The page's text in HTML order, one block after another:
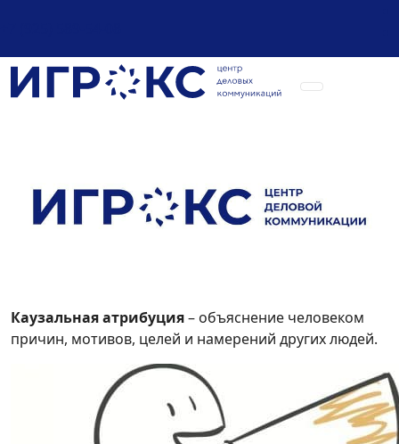
Каузальная атрибуция– объяснение человеком
причин, мотивов, целей и намерений других людей.